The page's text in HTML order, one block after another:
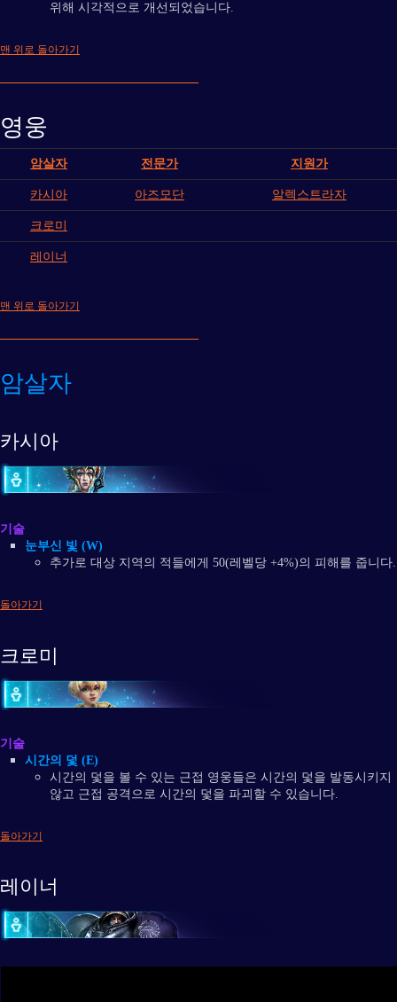
위해 시각적으로 개선되었습니다.
맨 위로 돌아가기
영웅
암살자 전문가 지원가
카시아 아즈모단 알렉스트라자
크로미
레이너
맨 위로 돌아가기
암살자
카시아
기술
눈부신 빛 (W)
추가로 대상 지역의 적들에게 50(레벨당 +4%)의 피해를 줍니다.
돌아가기
크로미
기술
시간의 덫 (E)
시간의 덫을 볼 수 있는 근접 영웅들은 시간의 덫을 발동시키지
않고 근접 공격으로 시간의 덫을 파괴할 수 있습니다.
돌아가기
레이너